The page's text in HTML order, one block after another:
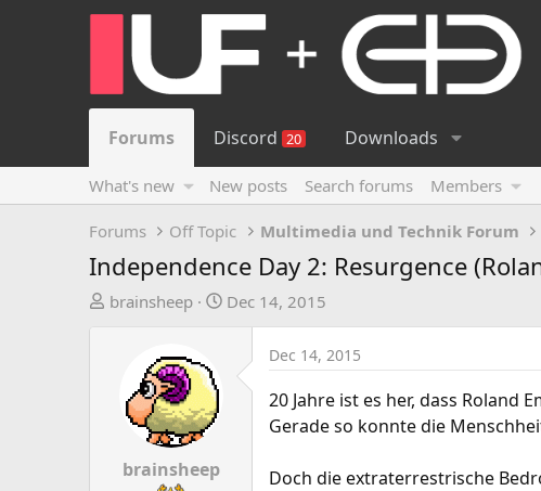
Forums Discord 20 Downloads
What's new New posts Search forums Members
Forums Off Topic Multimedia und Technik Forum
Independence Day 2: Resurgence
T
brainsheep
S
Dec 14, 2015
brainsheep
Dec 14, 2015
20 Jahre ist es her, dass Roland
Gerade so konnte die
Doch die extraterrestrische